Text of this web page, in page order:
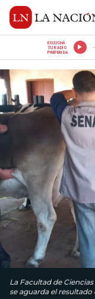
ESCUCHÁ
TU RADIO
PREFERIDA
La Facultad de
se aguarda el